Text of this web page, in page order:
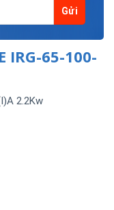
IRG-65-100-
2.2Kw